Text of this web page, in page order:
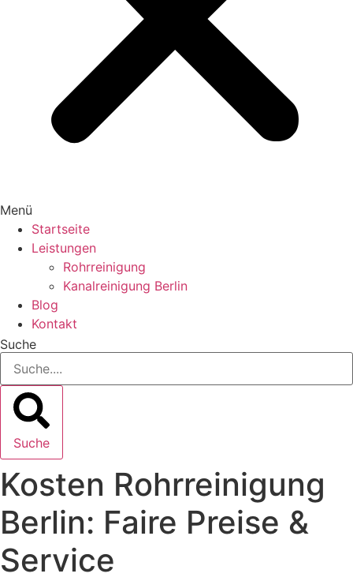
Menü
Startseite
Leistungen
Rohrreinigung
Kanalreinigung Berlin
Blog
Kontakt
Suche
Suche
Kosten Rohrreinigung
Berlin: Faire Preise &
Service